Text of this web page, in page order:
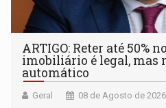
ARTIGO: Reter até 50%
imobiliário é legal, mas
automático
Geral 08 de Agosto de